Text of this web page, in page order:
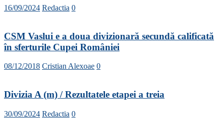
16/09/2024 Redactia 0
CSM Vaslui e a doua divizionară secundă calificată
în sferturile Cupei României
08/12/2018 Cristian Alexoae 0
Divizia A (m) / Rezultatele etapei a treia
30/09/2024 Redactia 0